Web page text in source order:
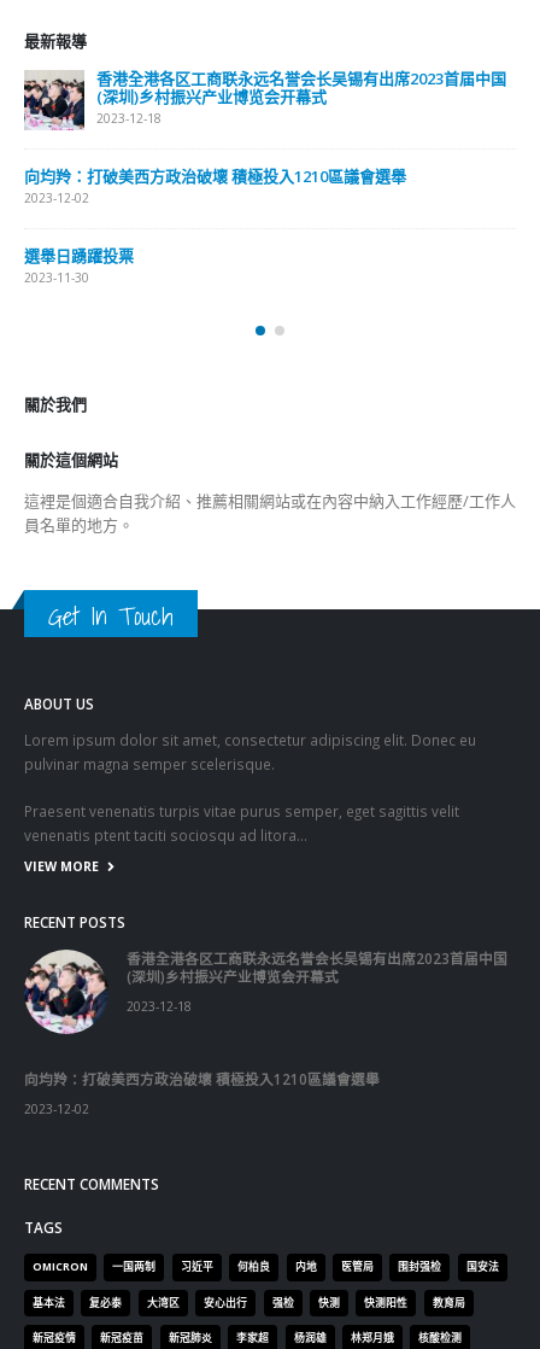
最新報導
香港全港各区工商联永远名誉会长吴锡有出席2023首届中国
(深圳)乡村振兴产业博览会开幕式
2023-12-18
向均羚：打破美西方政治破壞 積極投入1210區議會選舉
2023-12-02
選舉日踴躍投票
2023-11-30
關於我們
關於這個網站
這裡是個適合自我介紹、推薦相關網站或在內容中納入工作經歷/工作人
員名單的地方。
Get In Touch
ABOUT US
Lorem ipsum dolor sit amet, consectetur adipiscing elit. Donec eu
pulvinar magna semper scelerisque.
Praesent venenatis turpis vitae purus semper, eget sagittis velit
venenatis ptent taciti sociosqu ad litora…
VIEW MORE
RECENT POSTS
香港全港各区工商联永远名誉会长吴锡有出席2023首届中国
(深圳)乡村振兴产业博览会开幕式
2023-12-18
向均羚：打破美西方政治破壞 積極投入1210區議會選舉
2023-12-02
RECENT COMMENTS
TAGS
OMICRON 一国两制 习近平 何柏良 内地 医管局 围封强检 国安法
基本法 复必泰 大湾区 安心出行 强检 快测 快测阳性 教育局
新冠疫情 新冠疫苗 新冠肺炎 李家超 杨润雄 林郑月娥 核酸检测